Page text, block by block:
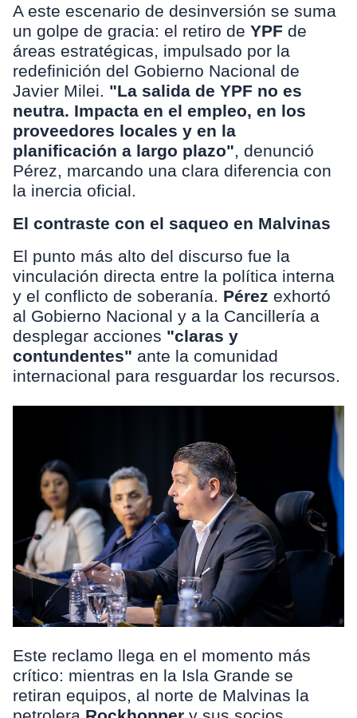
A este escenario de desinversión se suma
un golpe de gracia: el retiro de YPF de
áreas estratégicas, impulsado por la
redefinición del Gobierno Nacional de
Javier Milei. "La salida de YPF no es
neutra. Impacta en el empleo, en los
proveedores locales y en la
planificación a largo plazo", denunció
Pérez, marcando una clara diferencia con
la inercia oficial.
El contraste con el saqueo en Malvinas
El punto más alto del discurso fue la
vinculación directa entre la política interna
y el conflicto de soberanía. Pérez exhortó
al Gobierno Nacional y a la Cancillería a
desplegar acciones "claras y
contundentes" ante la comunidad
internacional para resguardar los recursos.
Este reclamo llega en el momento más
crítico: mientras en la Isla Grande se
retiran equipos, al norte de Malvinas la